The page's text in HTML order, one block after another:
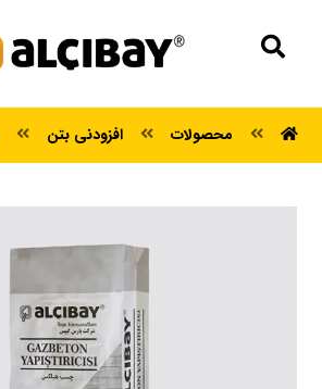
محصولات افزودنی بتن